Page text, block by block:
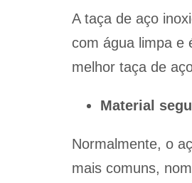
A taça de aço
com água limpa e
melhor taça de
Material
Normalmente, o
mais comuns,